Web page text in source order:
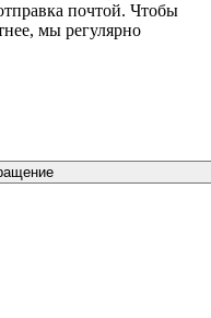
почтой. Чтобы
мы регулярно